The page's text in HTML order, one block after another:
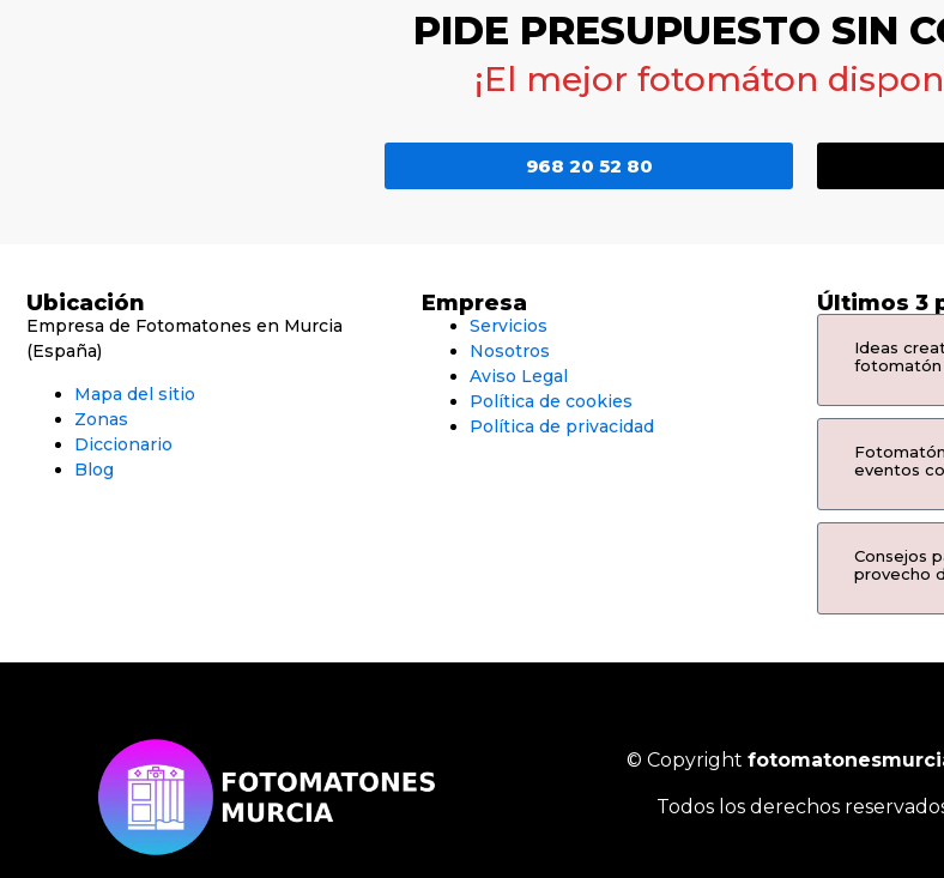
PIDE PRESUPUESTO SIN
¡El mejor fotomáton
968 20 52 80
Ubicación
Empresa de Fotomatones en Murcia
(España)
Mapa del sitio
Zonas
Diccionario
Blog
Empresa
Servicios
Nosotros
Aviso Legal
Política de cookies
Política de privacidad
Últimos 3
Ideas
fotomatón
eventos
Consejos
provecho
© Copyright
Todos los derechos